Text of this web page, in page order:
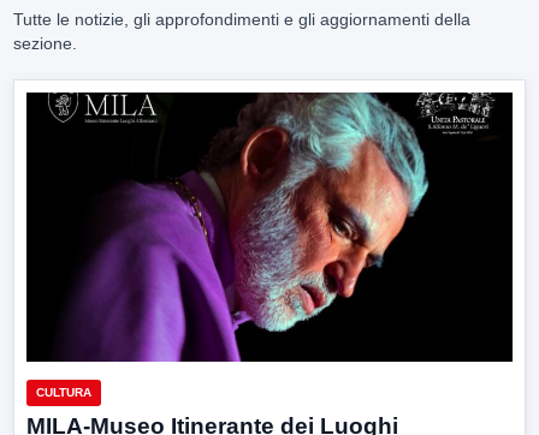
Tutte le notizie, gli approfondimenti e gli aggiornamenti della
sezione.
CULTURA
MILA-Museo Itinerante dei Luoghi